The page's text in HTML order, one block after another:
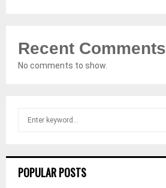
Recent Comments
No comments to show.
hPOPULAR POSTS